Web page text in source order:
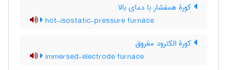
کورۀ همفشار با دمای بالا
hot-isostatic-pressure furnace
کورۀ الکترود مغروق
immersed-electrode furnace